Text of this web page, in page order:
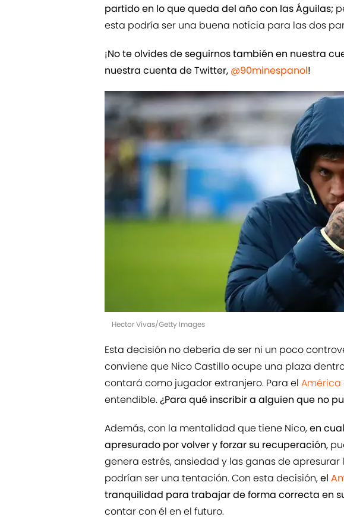
partido en lo que queda del año con las Águilas;
esta podría ser una buena noticia para las dos
¡No te olvides de seguirnos también en nuestra
nuestra cuenta de Twitter, @90minespanol!
Hector Vivas/Getty Images
Esta decisión no debería de ser ni un poco
conviene que Nico Castillo ocupe una plaza
contará como jugador extranjero. Para el América
entendible.¿Para qué inscribir a alguien que no
Además, con la mentalidad que tiene Nico,en
apresurado por volver y forzar su recuperación,
genera estrés, ansiedad y las ganas de
podrían ser una tentación. Con esta decisión,el
tranquilidad para trabajar de forma correcta en
contar con él en el futuro.